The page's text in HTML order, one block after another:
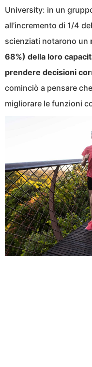
University: in un
all’incremento di 1/4
scienziati notarono un
68%) della loro
prendere decisioni
cominciò a pensare
migliorare le funzioni